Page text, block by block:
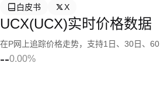
白皮书
X
UCX(UCX)实时价格数据
在P网上追踪价格走势，支持1日、30日、
--0.00%